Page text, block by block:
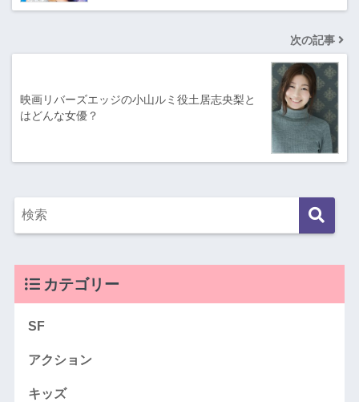
次の記事
映画リバーズエッジの小山ルミ役土居志央梨と
はどんな女優？
カテゴリー
SF
アクション
キッズ